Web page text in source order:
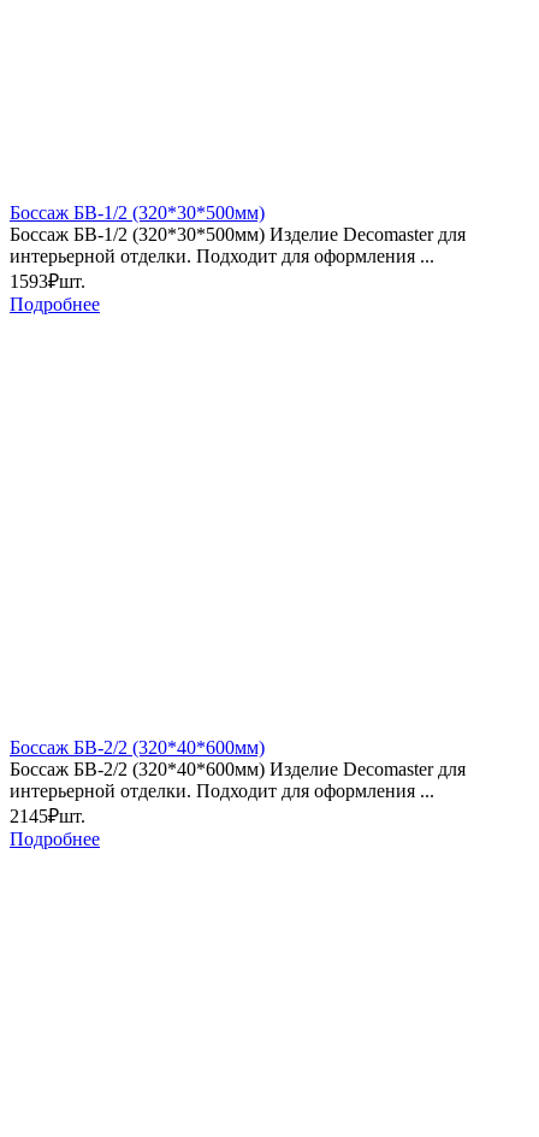
Боссаж БВ-1/2 (320*30*500мм)
Боссаж БВ-1/2 (320*30*500мм) Изделие Decomaster для
интерьерной отделки. Подходит для оформления ...
1593₽шт.
Подробнее
Боссаж БВ-2/2 (320*40*600мм)
Боссаж БВ-2/2 (320*40*600мм) Изделие Decomaster для
интерьерной отделки. Подходит для оформления ...
2145₽шт.
Подробнее